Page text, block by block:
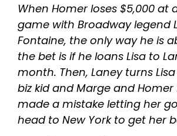
When Homer loses $5,000 at
game with Broadway legend
Fontaine, the only way he is
the bet is if he loans Lisa to
month. Then, Laney turns
biz kid and Marge and
made a mistake letting her
head to New York to get her